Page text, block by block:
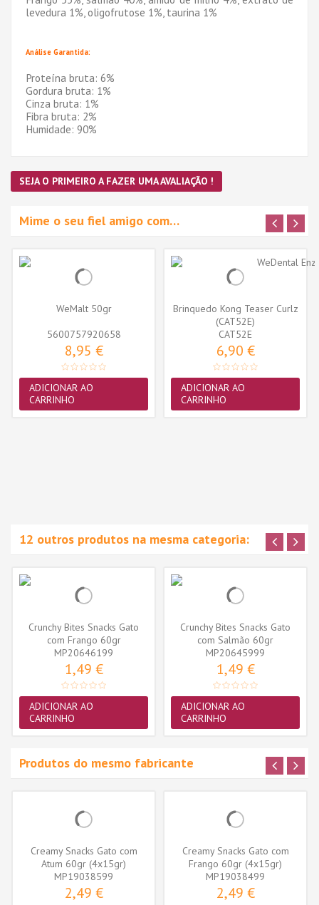
levedura 1%, oligofrutose 1%, taurina 1%
Análise Garantida:
Proteína bruta: 6%
Gordura bruta: 1%
Cinza bruta: 1%
Fibra bruta: 2%
Humidade: 90%
SEJA O PRIMEIRO A FAZER UMA AVALIAÇÃO !
Mime o seu fiel amigo com…
WeMalt 50gr
5600757920658
8,95 €
ADICIONAR AO
CARRINHO
Brinquedo Kong Teaser Curlz
(CAT52E)
CAT52E
6,90 €
ADICIONAR AO
CARRINHO
12 outros produtos na mesma categoria:
Crunchy Bites Snacks Gato
com Frango 60gr
MP20646199
1,49 €
ADICIONAR AO
CARRINHO
Crunchy Bites Snacks Gato
com Salmão 60gr
MP20645999
1,49 €
ADICIONAR AO
CARRINHO
Produtos do mesmo fabricante
Creamy Snacks Gato com
Atum 60gr (4x15gr)
MP19038599
2,49 €
Creamy Snacks Gato com
Frango 60gr (4x15gr)
MP19038499
2,49 €